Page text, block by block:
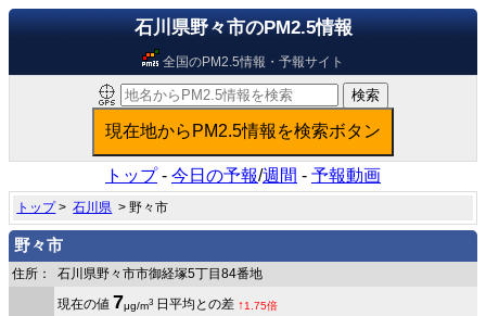
石川県野々市のPM2.5情報
全国のPM2.5情報・予報サイト
トップ- 今日の予報/週間 - 予報動画
トップ>石川県 > 野々市
野々市
住所： 石川県野々市市御経塚5丁目84番地
現在の値 7μg/m3 日平均との差 ↑1.75倍